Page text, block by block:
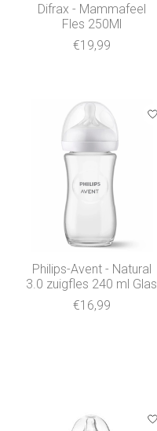
Difrax - Mammafeel
Fles 250Ml
€19,99
Philips-Avent - Natural
3.0 zuigfles 240 ml Glas
€16,99